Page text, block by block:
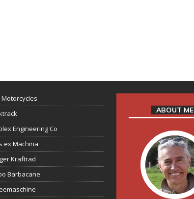
Motorcycles
Engineering Co
ex Machina
Kraftrad
Barbacane
ABOUT ME